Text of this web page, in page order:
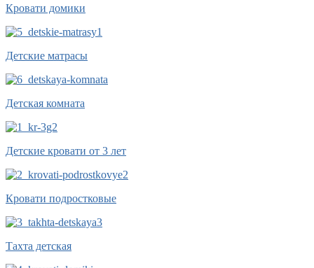
Кровати домики
Детские матрасы
Детская комната
Детские кровати от 3 лет
Кровати подростковые
Тахта детская